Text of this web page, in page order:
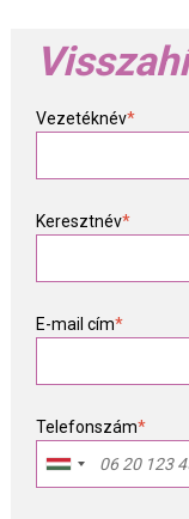
Vezetéknév*
Keresztnév*
E-mail cím*
Telefonszám*